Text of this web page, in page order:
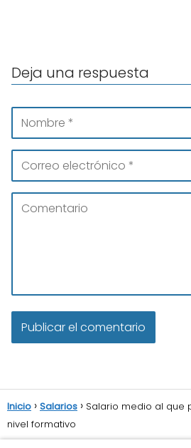
Deja una respuesta
Inicio Salarios
Salario medio al que
nivel formativo